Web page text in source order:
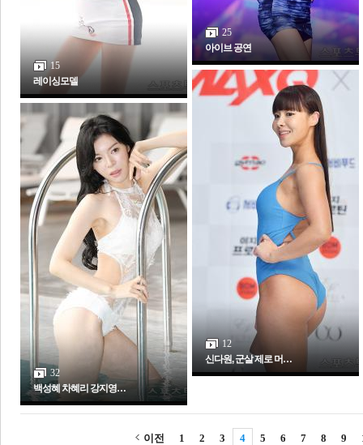
15
레이싱모델
32
백성혜 차혜리 강지영…
25
아이브 공연
12
신다원, 군살 제로 머…
이전 1 2 3 4 5 6 7 8 9